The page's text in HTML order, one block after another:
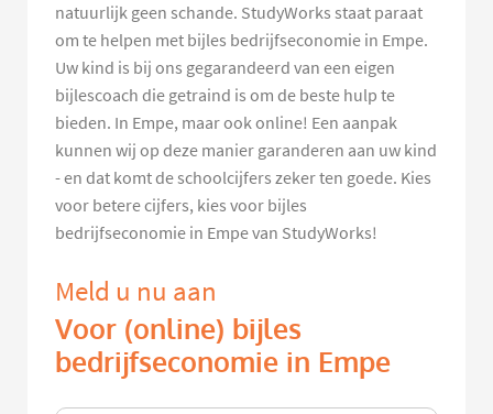
natuurlijk geen schande. StudyWorks staat paraat
om te helpen met bijles bedrijfseconomie in Empe.
Uw kind is bij ons gegarandeerd van een eigen
bijlescoach die getraind is om de beste hulp te
bieden. In Empe, maar ook online! Een aanpak
kunnen wij op deze manier garanderen aan uw kind
- en dat komt de schoolcijfers zeker ten goede. Kies
voor betere cijfers, kies voor bijles
bedrijfseconomie in Empe van StudyWorks!
Meld u nu aan
Voor (online) bijles
bedrijfseconomie in Empe